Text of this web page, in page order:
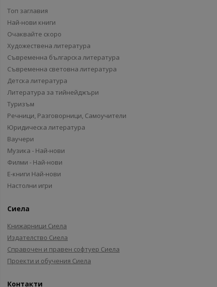
Топ заглавия
Най-нови книги
Очаквайте скоро
Художествена литература
Съвременна българска литература
Съвременна световна литература
Детска литература
Литература за тийнейджъри
Туризъм
Речници, Разговорници, Самоучители
Юридическа литература
Ваучери
Музика - Най-нови
Филми - Най-нови
Е-книги Най-нови
Настолни игри
Сиела
Книжарници Сиела
Издателство Сиела
Справочен и правен софтуер Сиела
Проекти и обучения Сиела
Контакти